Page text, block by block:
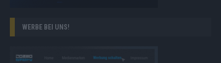
WERBE BEI UNS!